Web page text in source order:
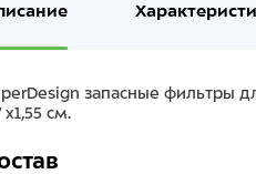
запасные фильтры
х1,55 см.